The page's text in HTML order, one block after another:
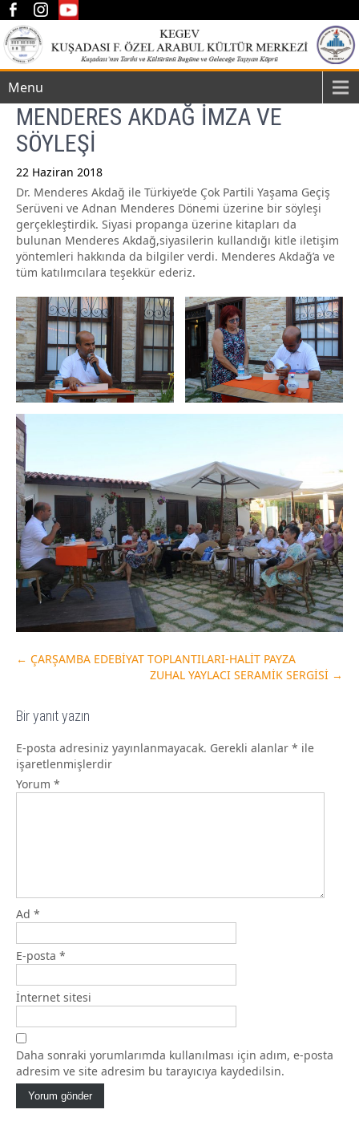
Menu
MENDERES AKDAĞ İMZA VE
SÖYLEŞİ
22 Haziran 2018
Dr. Menderes Akdağ ile Türkiye’de Çok Partili Yaşama Geçiş
Serüveni ve Adnan Menderes Dönemi üzerine bir söyleşi
gerçekleştirdik. Siyasi propanga üzerine kitapları da
bulunan Menderes Akdağ,siyasilerin kullandığı kitle iletişim
yöntemleri hakkında da bilgiler verdi. Menderes Akdağ’a ve
tüm katılımcılara teşekkür ederiz.
Post
navigation
← ÇARŞAMBA EDEBİYAT TOPLANTILARI-HALİT PAYZA
ZUHAL YAYLACI SERAMİK SERGİSİ →
Bir yanıt yazın
E-posta adresiniz yayınlanmayacak. Gerekli alanlar * ile
işaretlenmişlerdir
Yorum *
Ad *
E-posta *
İnternet sitesi
Daha sonraki yorumlarımda kullanılması için adım, e-posta
adresim ve site adresim bu tarayıcıya kaydedilsin.